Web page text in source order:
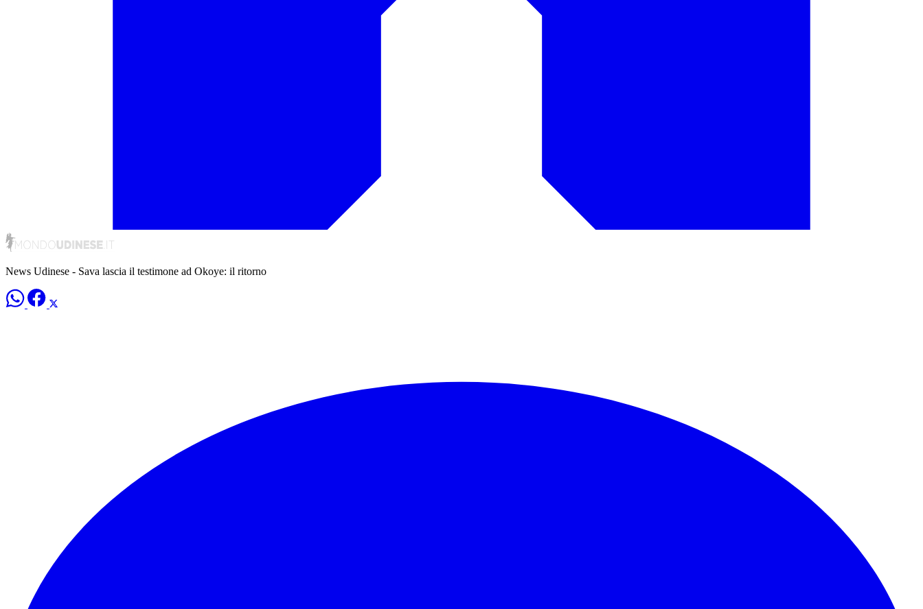
News Udinese - Sava lascia il testimone ad Okoye: il ritorno